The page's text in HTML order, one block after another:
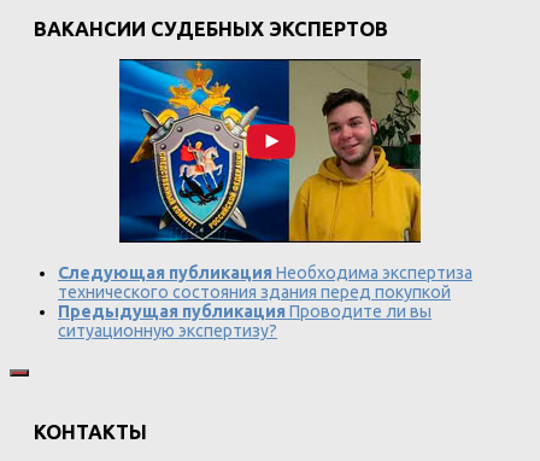
ВАКАНСИИ СУДЕБНЫХ ЭКСПЕРТОВ
Следующая публикация Необходима экспертиза
технического состояния здания перед покупкой
Предыдущая публикация Проводите ли вы
ситуационную экспертизу?
КОНТАКТЫ